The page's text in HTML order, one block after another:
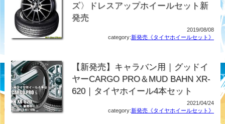
ズ〉ドレスアップホイールセット新
発売
2019/08/08
category:新発売《タイヤホイールセット》
【新発売】キャラバン用｜グッドイ
ヤーCARGO PRO＆MUD BAHN XR-
620｜タイヤホイール4本セット
2021/04/24
category:新発売《タイヤホイールセット》